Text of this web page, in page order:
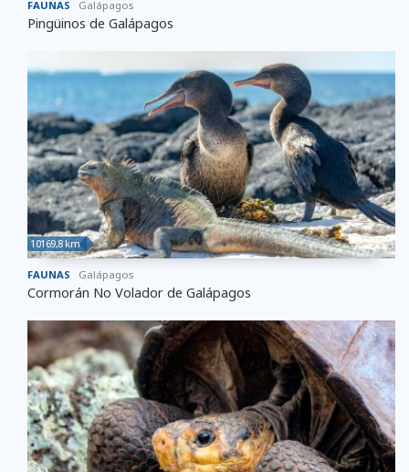
FAUNAS Galápagos
Pingüinos de Galápagos
10169,8 km
FAUNAS Galápagos
Cormorán No Volador de Galápagos